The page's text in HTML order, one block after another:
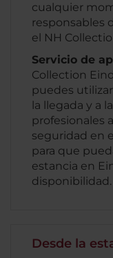
cualquier
responsables
el NH
Servicio de
Collection
puedes
la llegada y a
profesionales
seguridad en
para que
estancia en
disponibilidad.
Desde la